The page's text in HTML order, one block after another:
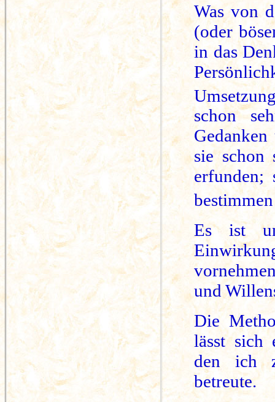
Was von
(oder
in das
schon
sie
erfunden;
Es ist
und
Die
lässt sich
den ich
betreute.